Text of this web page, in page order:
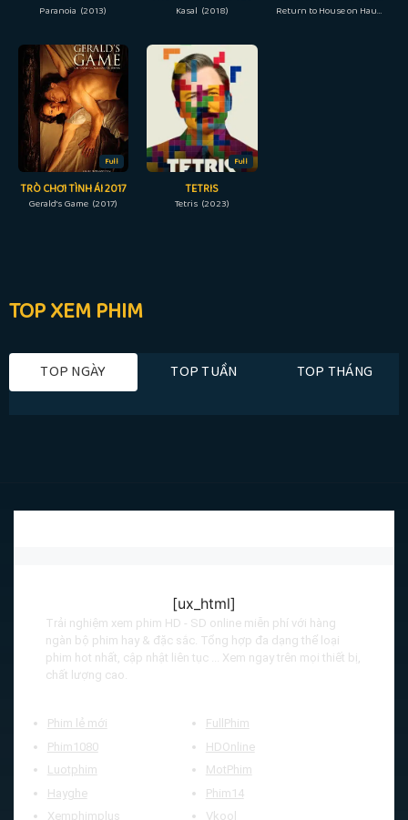
Paranoia (2013) Kasal (2018) Return to House on Haunted Hill (2007)
Full
TRÒ CHƠI TÌNH ÁI 2017
Gerald's Game (2017)
Full
TETRIS
Tetris (2023)
TOP XEM PHIM
TOP NGÀY TOP TUẦN TOP THÁNG